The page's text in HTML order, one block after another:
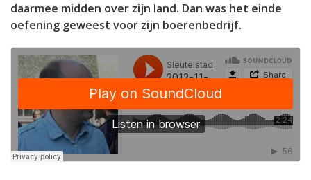
daarmee midden over zijn land. Dan was het einde
oefening geweest voor zijn boerenbedrijf.